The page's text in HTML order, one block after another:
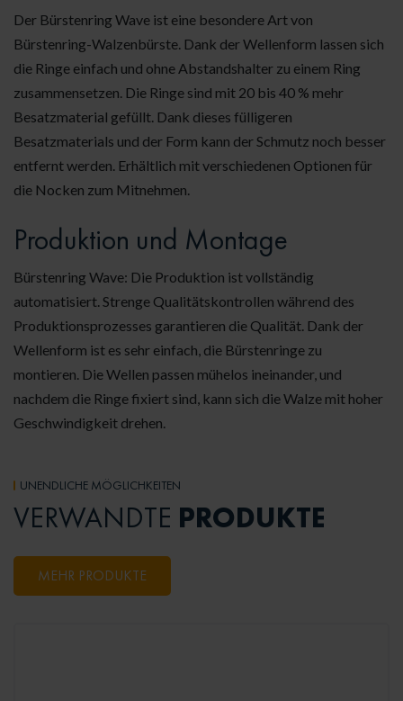
Der Bürstenring Wave ist eine besondere Art von
Bürstenring-Walzenbürste. Dank der Wellenform lassen sich
die Ringe einfach und ohne Abstandshalter zu einem Ring
zusammensetzen. Die Ringe sind mit 20 bis 40 % mehr
Besatzmaterial gefüllt. Dank dieses fülligeren
Besatzmaterials und der Form kann der Schmutz noch besser
entfernt werden. Erhältlich mit verschiedenen Optionen für
die Nocken zum Mitnehmen.
Produktion und Montage
Bürstenring Wave: Die Produktion ist vollständig
automatisiert. Strenge Qualitätskontrollen während des
Produktionsprozesses garantieren die Qualität. Dank der
Wellenform ist es sehr einfach, die Bürstenringe zu
montieren. Die Wellen passen mühelos ineinander, und
nachdem die Ringe fixiert sind, kann sich die Walze mit hoher
Geschwindigkeit drehen.
UNENDLICHE MÖGLICHKEITEN
VERWANDTE PRODUKTE
MEHR PRODUKTE